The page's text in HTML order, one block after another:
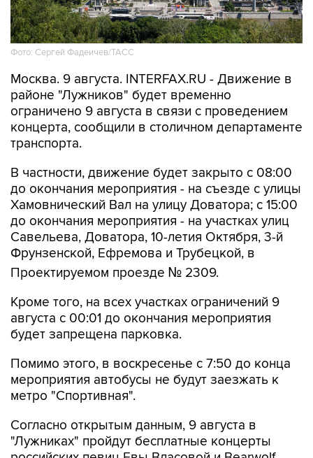
Фото: Сергей Фадеичев/ТАСС
Москва. 9 августа. INTERFAX.RU - Движение в
районе "Лужников" будет временно
ограничено 9 августа в связи с проведением
концерта, сообщили в столичном департаменте
транспорта.
В частности, движение будет закрыто с 08:00
до окончания мероприятия - на съезде с улицы
Хамовнический Вал на улицу Доватора; с 15:00
до окончания мероприятия - на участках улиц
Савельева, Доватора, 10-летия Октября, 3-й
Фрунзенской, Ефремова и Трубецкой, в
Проектируемом проезде № 2309.
Кроме того, на всех участках ограничений 9
августа с 00:01 до окончания мероприятия
будет запрещена парковка.
Помимо этого, в воскресенье с 7:50 до конца
мероприятия автобусы не будут заезжать к
метро "Спортивная".
Согласно открытым данным, 9 августа в
"Лужниках" пройдут бесплатные концерты